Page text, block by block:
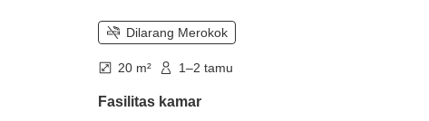
Dilarang Merokok
20 m² 1–2 tamu
Fasilitas kamar